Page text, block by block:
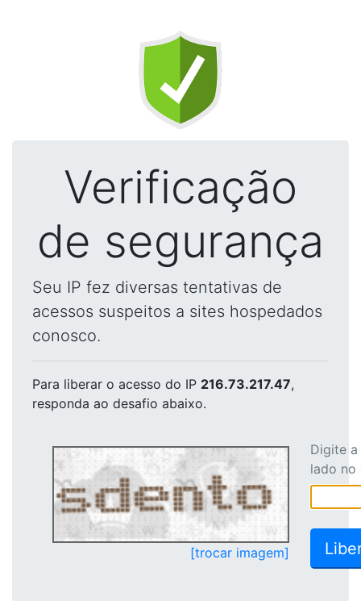
Verificação
de segurança
Seu IP fez diversas tentativas de
acessos suspeitos a sites hospedados
conosco.
Para liberar o acesso do IP 216.73.217.47,
responda ao desafio abaixo.
[trocar imagem]
Digite
lado no